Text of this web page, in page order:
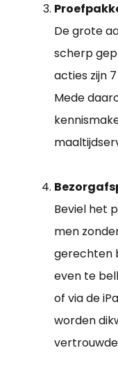
De grote
scherp
acties zijn
Mede
Beviel het
men
gerechten
even te
of via de
worden